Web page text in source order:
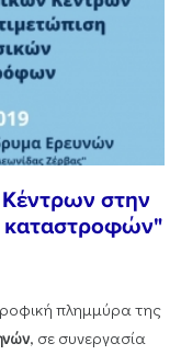
στην
καταστροφών"
πλημμύρα της
, σε συνεργασία